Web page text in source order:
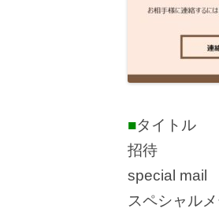
■タイトル
招待
special mail
スペシャル